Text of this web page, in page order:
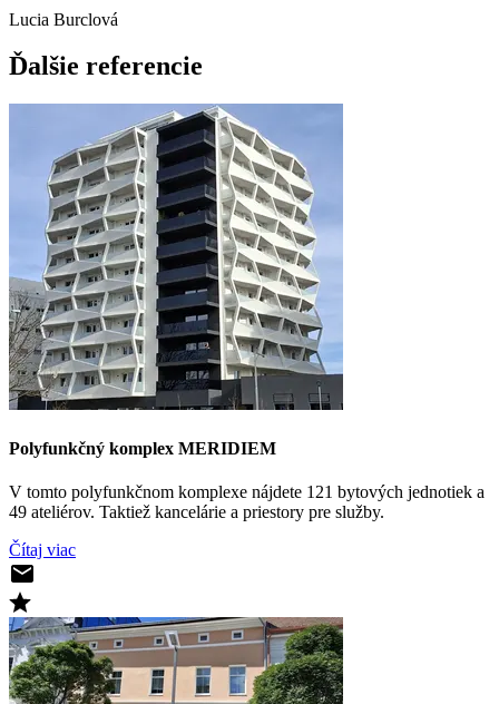
Lucia Burclová
Ďalšie referencie
Polyfunkčný komplex MERIDIEM
V tomto polyfunkčnom komplexe nájdete 121 bytových jednotiek a
49 ateliérov. Taktiež kancelárie a priestory pre služby.
Čítaj viac